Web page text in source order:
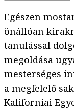
Egészen
önállóan
tanulással
megoldása
mesterséges
a megfelelő
Kaliforniai